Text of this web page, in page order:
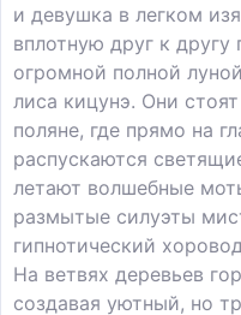
и девушка в легком
вплотную друг к другу
огромной полной
лиса кицунэ. Они
поляне, где прямо на
распускаются
летают волшебные
размытые силуэты
гипнотический
На ветвях деревьев
создавая уютный, но